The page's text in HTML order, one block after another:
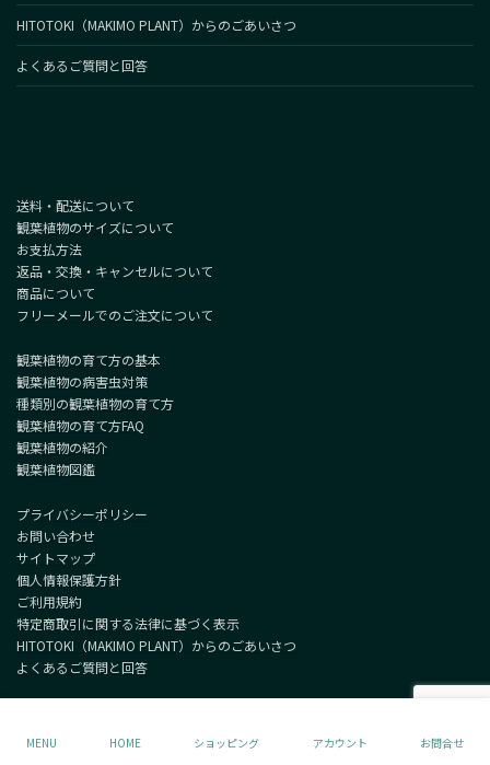
HITOTOKI（MAKIMO PLANT）からのごあいさつ
よくあるご質問と回答
送料・配送について
観葉植物のサイズについて
お支払方法
返品・交換・キャンセルについて
商品について
フリーメールでのご注文について
観葉植物の育て方の基本
観葉植物の病害虫対策
種類別の観葉植物の育て方
観葉植物の育て方FAQ
観葉植物の紹介
観葉植物図鑑
プライバシーポリシー
お問い合わせ
サイトマップ
個人情報保護方針
ご利用規約
特定商取引に関する法律に基づく表示
HITOTOKI（MAKIMO PLANT）からのごあいさつ
よくあるご質問と回答
MENU HOME ショッピング アカウント お問合せ